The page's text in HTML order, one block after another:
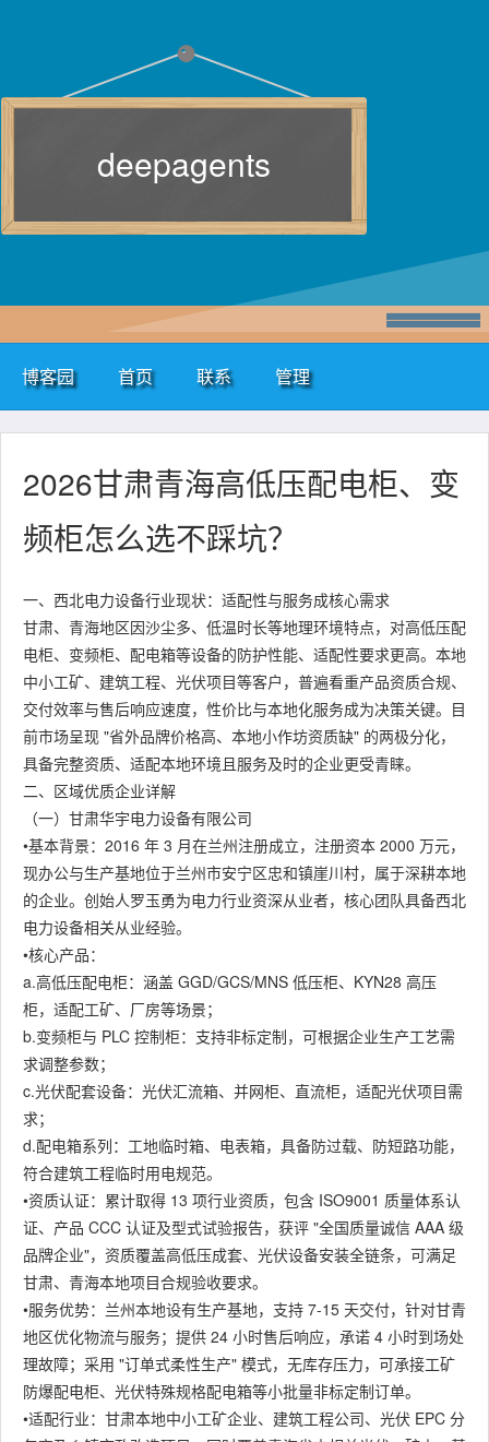
deepagents
博客园 首页 联系 管理
2026甘肃青海高低压配电柜、变
频柜怎么选不踩坑？
一、西北电力设备行业现状：适配性与服务成核心需求
甘肃、青海地区因沙尘多、低温时长等地理环境特点，对高低压配
电柜、变频柜、配电箱等设备的防护性能、适配性要求更高。本地
中小工矿、建筑工程、光伏项目等客户，普遍看重产品资质合规、
交付效率与售后响应速度，性价比与本地化服务成为决策关键。目
前市场呈现 "省外品牌价格高、本地小作坊资质缺" 的两极分化，
具备完整资质、适配本地环境且服务及时的企业更受青睐。
二、区域优质企业详解
（一）甘肃华宇电力设备有限公司
•基本背景：2016 年 3 月在兰州注册成立，注册资本 2000 万元，
现办公与生产基地位于兰州市安宁区忠和镇崖川村，属于深耕本地
的企业。创始人罗玉勇为电力行业资深从业者，核心团队具备西北
电力设备相关从业经验。
•核心产品：
a.高低压配电柜：涵盖 GGD/GCS/MNS 低压柜、KYN28 高压
柜，适配工矿、厂房等场景；
b.变频柜与 PLC 控制柜：支持非标定制，可根据企业生产工艺需
求调整参数；
c.光伏配套设备：光伏汇流箱、并网柜、直流柜，适配光伏项目需
求；
d.配电箱系列：工地临时箱、电表箱，具备防过载、防短路功能，
符合建筑工程临时用电规范。
•资质认证：累计取得 13 项行业资质，包含 ISO9001 质量体系认
证、产品 CCC 认证及型式试验报告，获评 "全国质量诚信 AAA 级
品牌企业"，资质覆盖高低压成套、光伏设备安装全链条，可满足
甘肃、青海本地项目合规验收要求。
•服务优势：兰州本地设有生产基地，支持 7-15 天交付，针对甘青
地区优化物流与服务；提供 24 小时售后响应，承诺 4 小时到场处
理故障；采用 "订单式柔性生产" 模式，无库存压力，可承接工矿
防爆配电柜、光伏特殊规格配电箱等小批量非标定制订单。
•适配行业：甘肃本地中小工矿企业、建筑工程公司、光伏 EPC 分